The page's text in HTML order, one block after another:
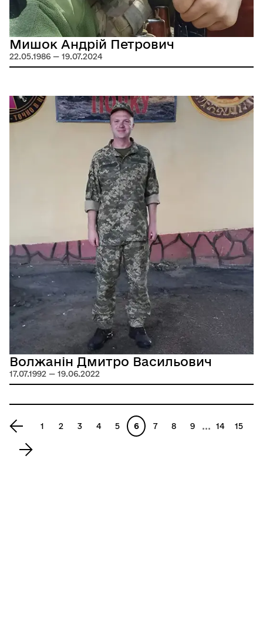
Мишок Андрій Петрович
22.05.1986 — 19.07.2024
Волжанін Дмитро Васильович
17.07.1992 — 19.06.2022
1 2 3 4 5 6 7 8 9 ... 14 15